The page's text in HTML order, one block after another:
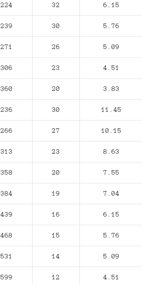
224 32 6.15
239 30 5.76
271 26 5.09
306 23 4.51
360 20 3.83
236 30 11.45
266 27 10.15
313 23 8.63
358 20 7.55
384 19 7.04
439 16 6.15
468 15 5.76
531 14 5.09
599 12 4.51